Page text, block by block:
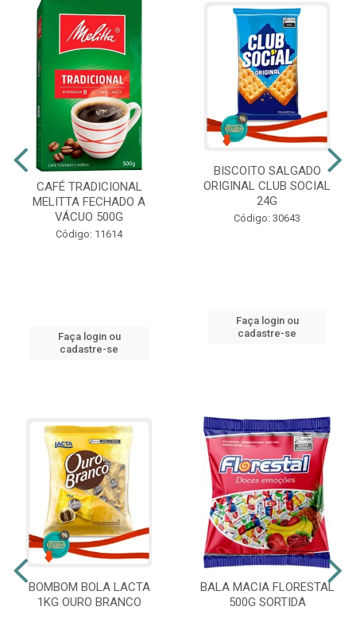
CAFÉ TRADICIONAL
MELITTA FECHADO A
VÁCUO 500G
Código: 11614
Faça login ou
cadastre-se
BISCOITO SALGADO
ORIGINAL CLUB SOCIAL
24G
Código: 30643
Faça login ou
cadastre-se
BOMBOM BOLA LACTA
1KG OURO BRANCO
BALA MACIA FLORESTAL
500G SORTIDA